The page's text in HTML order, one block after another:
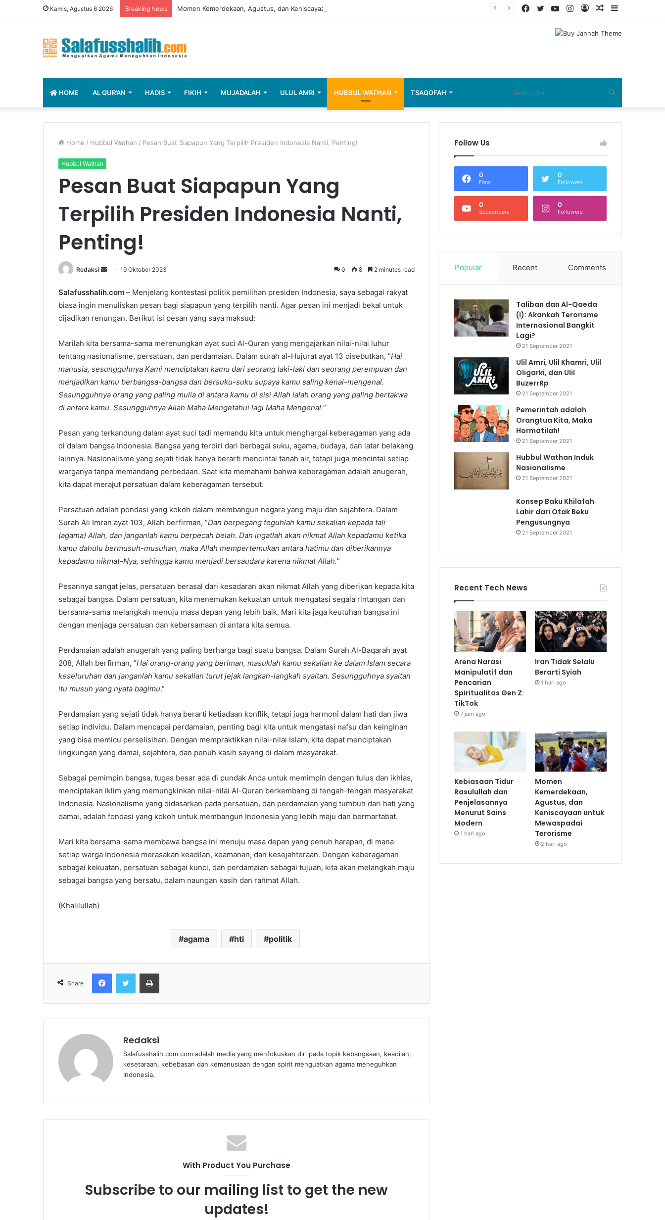
Kamis, Agustus 6 2026 Breaking News Momen Kemerdekaan, Agustus, dan Keniscayaan untuk Mewaspadai Terorisme
Random
Log
Instagram
YouTube
Twitter
Facebook
HOME AL QUR’AN HADIS FIKIH MUJADALAH ULUL AMRI HUBBUL WATHAN TSAQOFAH
for
Home / Hubbul Wathan / Pesan Buat Siapapun Yang Terpilih Presiden Indonesia Nanti, Penting!
Hubbul Wathan
Pesan Buat Siapapun Yang
Terpilih Presiden Indonesia Nanti,
Penting!
Redaksi
n
d
a
e
19 Oktober 2023 0 8 2 minutes read
Salafusshalih.com – Menjelang kontestasi politik pemilihan presiden Indonesia, saya sebagai rakyat
biasa ingin menuliskan pesan bagi siapapun yang terpilih nanti. Agar pesan ini menjadi bekal untuk
dijadikan renungan. Berikut isi pesan yang saya maksud:
Marilah kita bersama-sama merenungkan ayat suci Al-Quran yang mengajarkan nilai-nilai luhur
tentang nasionalisme, persatuan, dan perdamaian. Dalam surah al-Hujurat ayat 13 disebutkan, ”Hai
manusia, sesungguhnya Kami menciptakan kamu dari seorang laki-laki dan seorang perempuan dan
menjadikan kamu berbangsa-bangsa dan bersuku-suku supaya kamu saling kenal-mengenal.
Sesungguhnya orang yang paling mulia di antara kamu di sisi Allah ialah orang yang paling bertakwa
di antara kamu. Sesungguhnya Allah Maha Mengetahui lagi Maha Mengenal.”
Pesan yang terkandung dalam ayat suci tadi memandu kita untuk menghargai keberagaman yang ada
di dalam bangsa Indonesia. Bangsa yang terdiri dari berbagai suku, agama, budaya, dan latar belakang
lainnya. Nasionalisme yang sejati tidak hanya berarti mencintai tanah air, tetapi juga mencintai setiap
warganya tanpa memandang perbedaan. Saat kita memahami bahwa keberagaman adalah anugerah,
kita dapat merajut persatuan dalam keberagaman tersebut.
Persatuan adalah pondasi yang kokoh dalam membangun negara yang maju dan sejahtera. Dalam
Surah Ali Imran ayat 103, Allah berfirman, ”Dan berpegang teguhlah kamu sekalian kepada tali
(agama) Allah, dan janganlah kamu berpecah belah. Dan ingatlah akan nikmat Allah kepadamu ketika
kamu dahulu bermusuh-musuhan, maka Allah mempertemukan antara hatimu dan diberikannya
kepadamu nikmat-Nya, sehingga kamu menjadi bersaudara karena nikmat Allah.”
Pesannya sangat jelas, persatuan berasal dari kesadaran akan nikmat Allah yang diberikan kepada kita
sebagai bangsa. Dalam persatuan, kita menemukan kekuatan untuk mengatasi segala rintangan dan
bersama-sama melangkah menuju masa depan yang lebih baik. Mari kita jaga keutuhan bangsa ini
dengan menjaga persatuan dan kebersamaan di antara kita semua.
Perdamaian adalah anugerah yang paling berharga bagi suatu bangsa. Dalam Surah Al-Baqarah ayat
208, Allah berfirman, ”Hai orang-orang yang beriman, masuklah kamu sekalian ke dalam Islam secara
keseluruhan dan janganlah kamu sekalian turut jejak langkah-langkah syaitan. Sesungguhnya syaitan
itu musuh yang nyata bagimu.”
Perdamaian yang sejati tidak hanya berarti ketiadaan konflik, tetapi juga harmoni dalam hati dan jiwa
setiap individu. Dalam mencapai perdamaian, penting bagi kita untuk mengatasi nafsu dan keinginan
yang bisa memicu perselisihan. Dengan mempraktikkan nilai-nilai Islam, kita dapat menciptakan
lingkungan yang damai, sejahtera, dan penuh kasih sayang di dalam masyarakat.
Sebagai pemimpin bangsa, tugas besar ada di pundak Anda untuk memimpin dengan tulus dan ikhlas,
menciptakan iklim yang memungkinkan nilai-nilai Al-Quran berkembang di tengah-tengah masyarakat
Indonesia. Nasionalisme yang didasarkan pada persatuan, dan perdamaian yang tumbuh dari hati yang
damai, adalah fondasi yang kokoh untuk membangun Indonesia yang lebih maju dan bermartabat.
Mari kita bersama-sama membawa bangsa ini menuju masa depan yang penuh harapan, di mana
setiap warga Indonesia merasakan keadilan, keamanan, dan kesejahteraan. Dengan keberagaman
sebagai kekuatan, persatuan sebagai kunci, dan perdamaian sebagai tujuan, kita akan melangkah maju
sebagai bangsa yang bersatu, dalam naungan kasih dan rahmat Allah.
(Khalilullah)
agama hti politik
Share
Redaksi
Salafusshalih.com.com adalah media yang menfokuskan diri pada topik kebangsaan, keadilan,
kesetaraan, kebebasan dan kemanusiaan dengan spirit menguatkan agama meneguhkan
Indonesia.
With Product You Purchase
Subscribe to our mailing list to get the new
updates!
Follow Us
0
Fans
0
Followers
0
Subscribers
0
Followers
Popular Recent Comments
Taliban dan Al-Qaeda
(I): Akankah Terorisme
Internasional Bangkit
Lagi?
21 September 2021
Ulil Amri, Ulil Khamri, Ulil
Oligarki, dan Ulil
BuzerrRp
21 September 2021
Pemerintah adalah
Orangtua Kita, Maka
Hormatilah!
21 September 2021
Hubbul Wathan Induk
Nasionalisme
21 September 2021
Konsep Baku Khilafah
Lahir dari Otak Beku
Pengusungnya
21 September 2021
Recent Tech News
Arena Narasi
Manipulatif dan
Pencarian
Spiritualitas Gen Z:
TikTok
7 jam ago
Iran Tidak Selalu
Berarti Syiah
1 hari ago
Kebiasaan Tidur
Rasulullah dan
Penjelasannya
Menurut Sains
Modern
1 hari ago
Momen
Kemerdekaan,
Agustus, dan
Keniscayaan untuk
Mewaspadai
Terorisme
2 hari ago